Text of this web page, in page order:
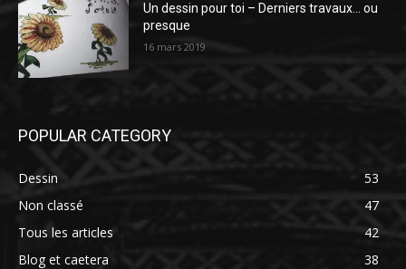
Un dessin pour toi – Derniers travaux… ou
presque
16 mars 2019
POPULAR CATEGORY
Dessin
53
Non classé
47
Tous les articles
42
Blog et caetera
38